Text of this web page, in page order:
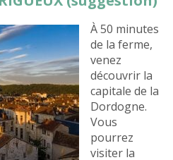
À 50 minutes
de la ferme,
venez
découvrir la
capitale de la
Dordogne.
Vous
pourrez
visiter la